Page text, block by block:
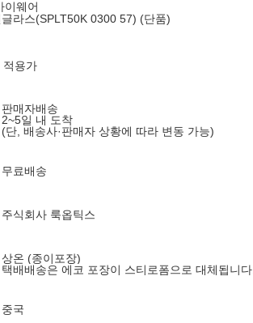
이웨어
라스(SPLT50K 0300 57) (단품)
적용가
판매자배송
2~5일 내 도착
(단, 배송사·판매자 상황에 따라 변동 가능)
무료배송
주식회사 룩옵틱스
상온 (종이포장)
택배배송은 에코 포장이 스티로폼으로 대체됩니다.
중국